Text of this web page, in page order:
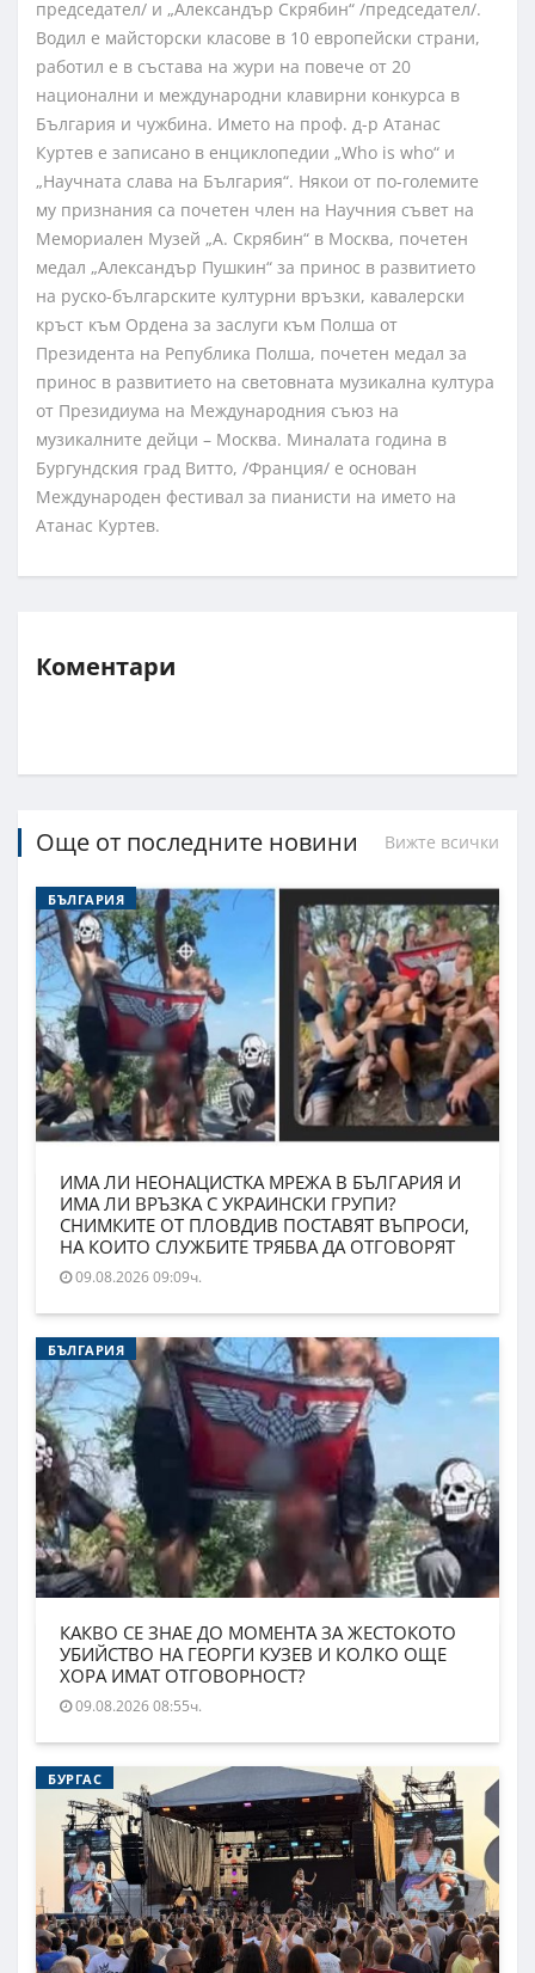
председател/ и „Александър Скрябин“ /председател/.
Водил е майсторски класове в 10 европейски страни,
работил е в състава на жури на повече от 20
национални и международни клавирни конкурса в
България и чужбина. Името на проф. д-р Атанас
Куртев е записано в енциклопедии „Who is who“ и
„Научната слава на България“. Някои от по-големите
му признания са почетен член на Научния съвет на
Мемориален Музей „А. Скрябин“ в Москва, почетен
медал „Александър Пушкин“ за принос в развитието
на руско-българските културни връзки, кавалерски
кръст към Ордена за заслуги към Полша от
Президента на Република Полша, почетен медал за
принос в развитието на световната музикална култура
от Президиума на Международния съюз на
музикалните дейци – Москва. Миналата година в
Бургундския град Витто, /Франция/ е основан
Международен фестивал за пианисти на името на
Атанас Куртев.
Коментари
Още от последните новини Вижте всички
БЪЛГАРИЯ
ИМА ЛИ НЕОНАЦИСТКА МРЕЖА В БЪЛГАРИЯ И
ИМА ЛИ ВРЪЗКА С УКРАИНСКИ ГРУПИ?
СНИМКИТЕ ОТ ПЛОВДИВ ПОСТАВЯТ ВЪПРОСИ,
НА КОИТО СЛУЖБИТЕ ТРЯБВА ДА ОТГОВОРЯТ
09.08.2026 09:09ч.
БЪЛГАРИЯ
КАКВО СЕ ЗНАЕ ДО МОМЕНТА ЗА ЖЕСТОКОТО
УБИЙСТВО НА ГЕОРГИ КУЗЕВ И КОЛКО ОЩЕ
ХОРА ИМАТ ОТГОВОРНОСТ?
09.08.2026 08:55ч.
БУРГАС